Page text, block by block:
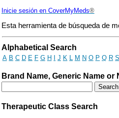
Inicie sesión en CoverMyMeds®
Esta herramienta de búsqueda de
Drug Search Main Content
Alphabetical Search
A B C D E F G H J K L M N O P Q R S
Brand Name, Generic Name or
Therapeutic Class Search